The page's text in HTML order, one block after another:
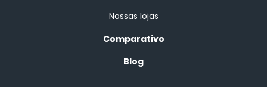
Nossas lojas
Comparativo
Blog